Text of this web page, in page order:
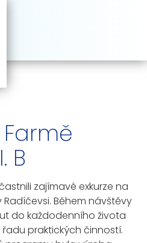
Farmě
B
zajímavé exkurze na
Během návštěvy
do každodenního života
praktických činností.